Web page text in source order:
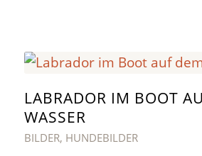
LABRADOR IM BOOT
WASSER
BILDER, HUNDEBILDER